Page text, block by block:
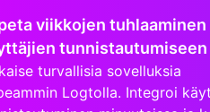
viikkojen tuhlaaminen
tunnistautumiseen
turvallisia sovelluksia
Logtolla. Integroi